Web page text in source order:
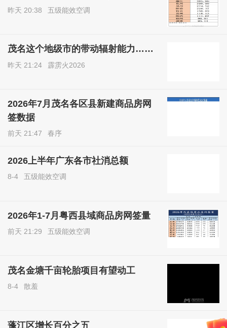
昨天 20:38 五级能效空调
茂名这个地级市的带动辐射能力……
昨天 21:24 霹雳火2026
2026年7月茂名各区县新建商品房网
签数据
前天 21:47 春序
2026上半年广东各市社消总额
8-4 五级能效空调
2026年1-7月粤西县域商品房网签量
前天 21:29 五级能效空调
茂名金塘千亩轮胎项目有望动工
8-4 散羞
蓬江区增长百分之五